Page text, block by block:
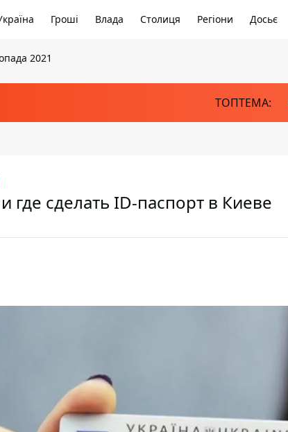
Гроші Влада Столиця Регіони Досьє
2021
ТОПТЕМА:
где сделать ID-паспорт в Киеве